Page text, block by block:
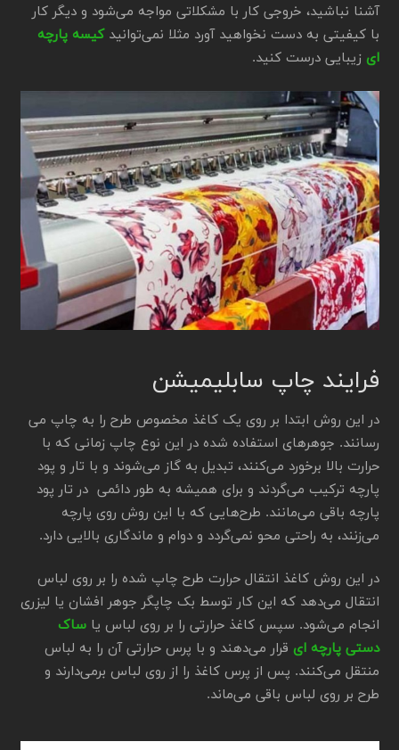
آشنا نباشید، خروجی کار با مشکلاتی مواجه می‌شود و دیگر کار
با کیفیتی به دست نخواهید آورد مثلا نمی‌توانیدکیسه پارچه
ای زیبایی درست کنید.
فرایند چاپ سابلیمیشن
در این روش ابتدا بر روی یک کاغذ مخصوص طرح را به چاپ می
رسانند. جوهرهای استفاده شده در این نوع چاپ زمانی که با
حرارت بالا برخورد می‌کنند، تبدیل به گاز می‌شوند و با تار و پود
پارچه ترکیب می‌گردند و برای همیشه به طور دائمی در تار پود
پارچه باقی می‌مانند. طرح‌هایی که با این روش روی پارچه
می‌زنند، به راحتی محو نمی‌گردد و دوام و ماندگاری بالایی دارد.
در این روش کاغذ انتقال حرارت طرح چاپ شده را بر روی لباس
انتقال می‌دهد که این کار توسط بک چاپگر جوهر افشان یا لیزری
انجام می‌شود. سپس کاغذ حرارتی را بر روی لباس یاساک
دستی پارچه ای قرار می‌دهند و با پرس حرارتی آن را به لباس
منتقل می‌کنند. پس از پرس کاغذ را از روی لباس برمی‌دارند و
طرح بر روی لباس باقی می‌ماند.